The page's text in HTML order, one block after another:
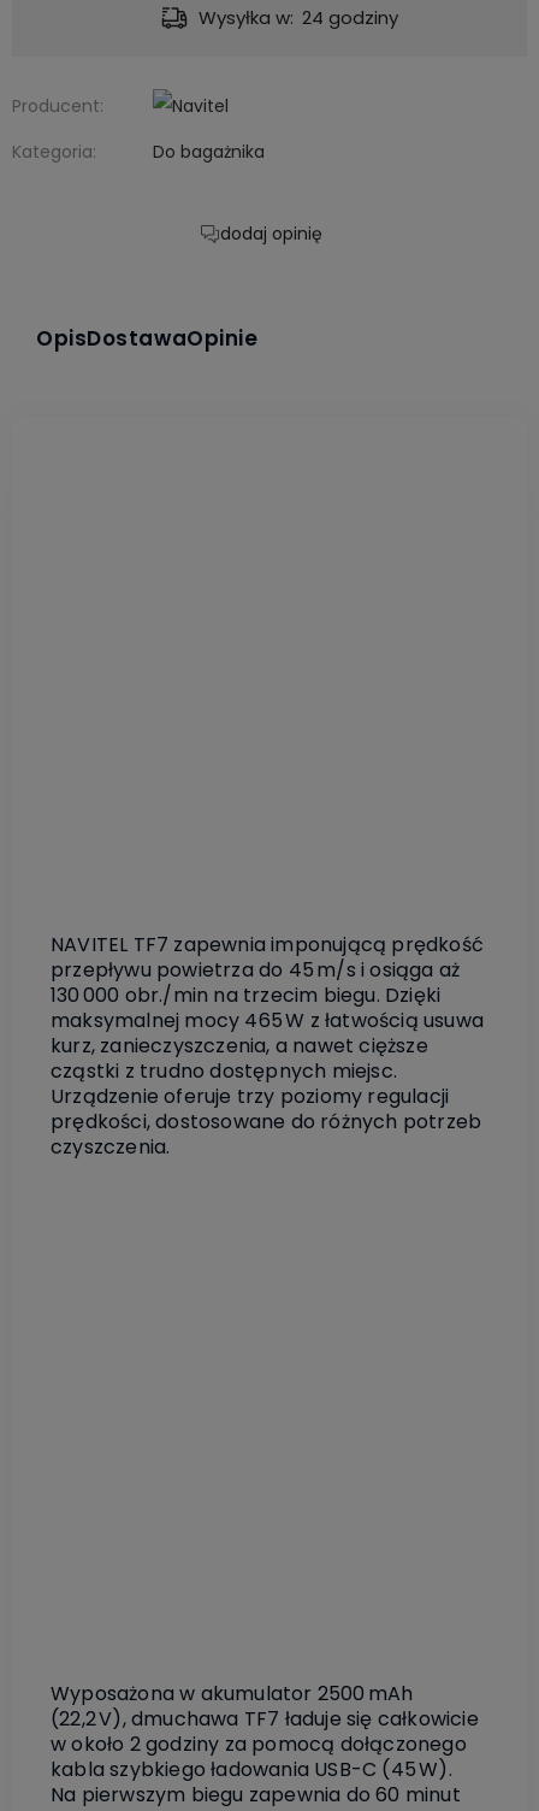
Dostawa: od 12,00 zł- InPost Paczkomat® 24/7
Producent:
Kategoria:
Do bagażnika
dodaj opinię
OpisDostawaOpinie
NAVITEL TF7 zapewnia imponującą prędkość
przepływu powietrza do 45 m/s i osiąga aż
130 000 obr./min na trzecim biegu. Dzięki
maksymalnej mocy 465 W z łatwością usuwa
kurz, zanieczyszczenia, a nawet cięższe
cząstki z trudno dostępnych miejsc.
Urządzenie oferuje trzy poziomy regulacji
prędkości, dostosowane do różnych potrzeb
czyszczenia.
Wyposażona w akumulator 2500 mAh
(22,2 V), dmuchawa TF7 ładuje się całkowicie
w około 2 godziny za pomocą dołączonego
kabla szybkiego ładowania USB-C (45 W).
Na pierwszym biegu zapewnia do 60 minut